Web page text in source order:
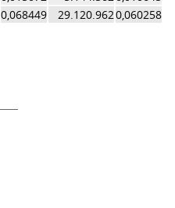
0,068449 29.120.9620,060258